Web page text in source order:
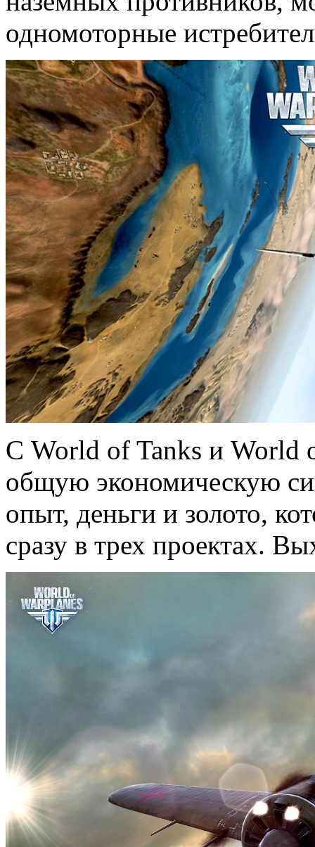
одномоторные
С World of Tanks и World
общую экономическую
опыт, деньги и золото,
сразу в трех проектах.